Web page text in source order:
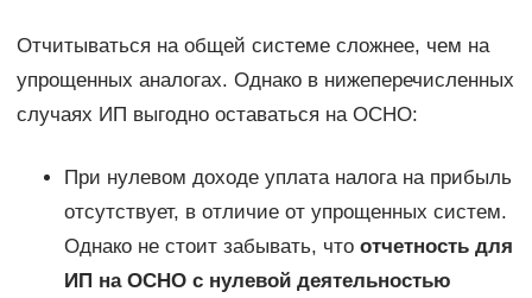
Отчитываться на общей системе сложнее, чем на
упрощенных аналогах. Однако в нижеперечисленных
случаях ИП выгодно оставаться на ОСНО:
При нулевом доходе уплата налога на прибыль
отсутствует, в отличие от упрощенных систем.
Однако не стоит забывать, что отчетность для
ИП на ОСНО с нулевой деятельностью